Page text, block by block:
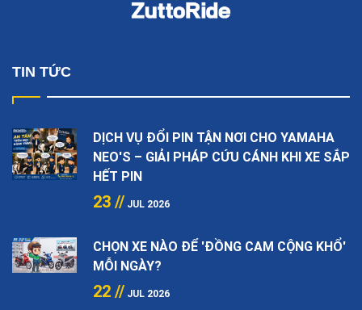
TIN TỨC
DỊCH VỤ ĐỔI PIN TẬN NƠI CHO YAMAHA
NEO'S – GIẢI PHÁP CỨU CÁNH KHI XE SẮP
HẾT PIN
23 // JUL 2026
CHỌN XE NÀO ĐỂ 'ĐỒNG CAM CỘNG KHỔ'
MỖI NGÀY?
22 // JUL 2026